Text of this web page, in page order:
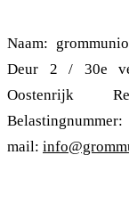
Naam:
Deur 2 / 30e
Oostenrijk
mail: